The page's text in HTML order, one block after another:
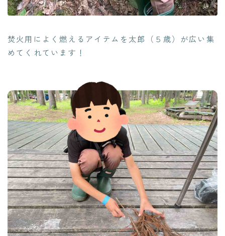
焚火用によく燃えるアイテムを太郎（５歳）が広い集
めてくれています！